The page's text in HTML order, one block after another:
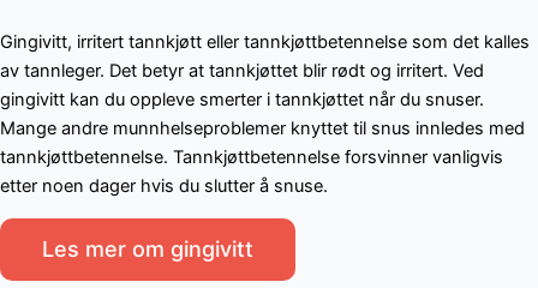
Gingivitt, irritert tannkjøtt eller tannkjøttbetennelse som det kalles
av tannleger. Det betyr at tannkjøttet blir rødt og irritert. Ved
gingivitt kan du oppleve smerter i tannkjøttet når du snuser.
Mange andre munnhelseproblemer knyttet til snus innledes med
tannkjøttbetennelse. Tannkjøttbetennelse forsvinner vanligvis
etter noen dager hvis du slutter å snuse.
Les mer om gingivitt